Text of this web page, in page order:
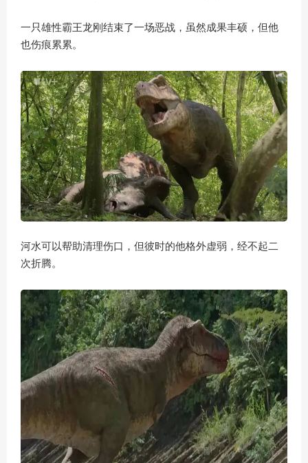
一只雄性霸王龙刚结束了一场恶战，虽然成果丰硕，但他
也伤痕累累。
河水可以帮助清理伤口，但彼时的他格外虚弱，经不起二
次折腾。